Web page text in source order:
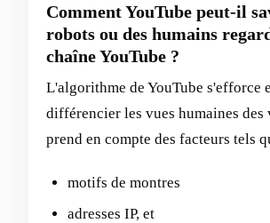
Comment YouTube peut-il
robots ou des humains
chaîne YouTube ?
L'algorithme de YouTube s'efforce
différencier les vues humaines des
prend en compte des facteurs tels
motifs de montres
adresses IP, et